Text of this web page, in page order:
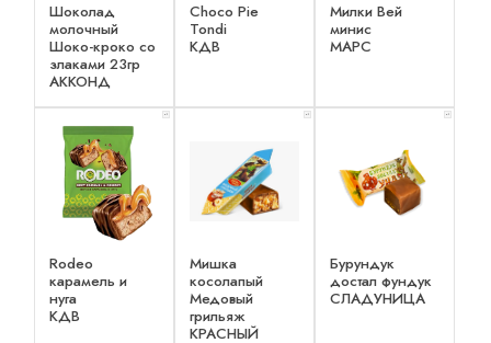
Шоколад
молочный
Шоко-кроко со
злаками 23гр
АККОНД
Choco Pie
Tondi
КДВ
Милки Вей
минис
МАРС
x 1
Rodeo
карамель и
нуга
КДВ
x 1
Мишка
косолапый
Медовый
грильяж
КРАСНЫЙ
x 1
Бурундук
достал фундук
СЛАДУНИЦА